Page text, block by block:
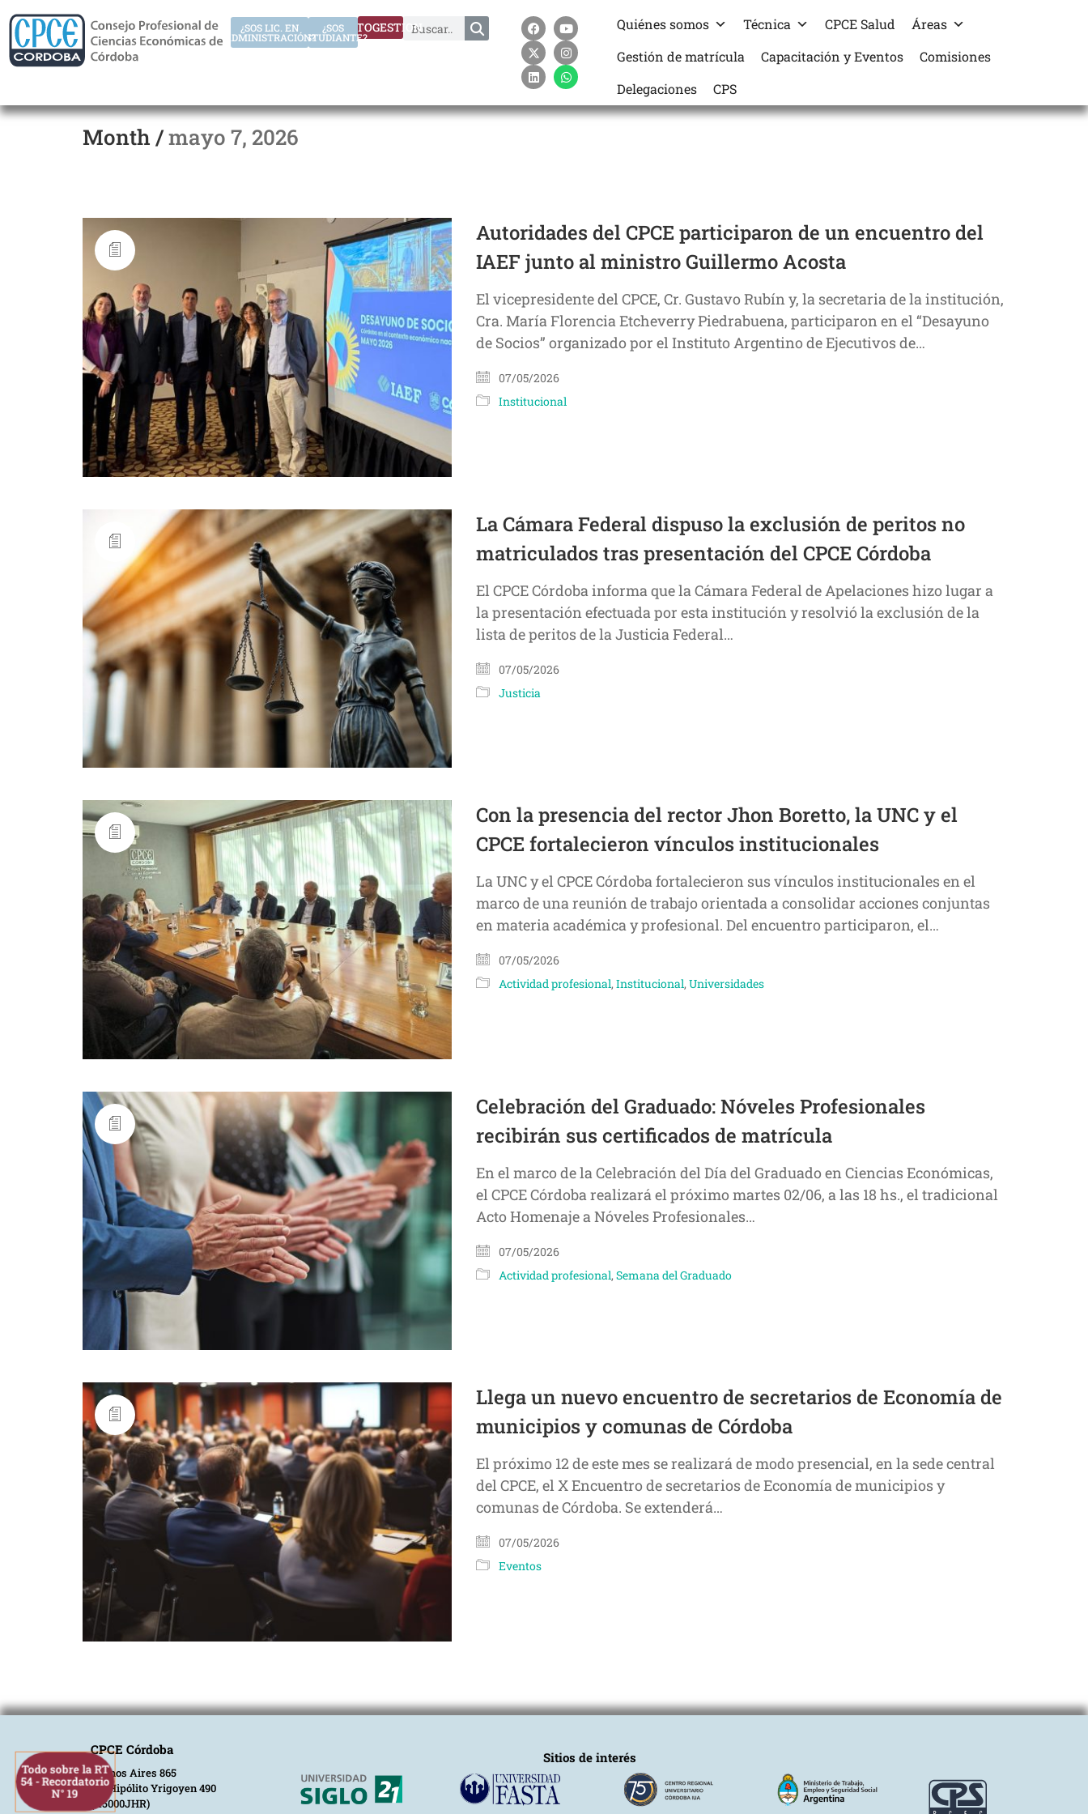
Todo sobre la RT
54 - Recordatorio
N° 19
AUTOGESTION
¿SOS
ESTUDIANTE?
¿SOS LIC. EN
ADMINISTRACIÓN?
Quiénes somos Técnica CPCE Salud
Áreas
Gestión de matrícula
Capacitación y Eventos
Comisiones
Delegaciones
CPS
Month /mayo 7, 2026
Autoridades del CPCE participaron de un encuentro del
IAEF junto al ministro Guillermo Acosta
El vicepresidente del CPCE, Cr. Gustavo Rubín y, la secretaria de la institución,
Cra. María Florencia Etcheverry Piedrabuena, participaron en el “Desayuno
de Socios” organizado por el Instituto Argentino de Ejecutivos de…
07/05/2026
Institucional
La Cámara Federal dispuso la exclusión de peritos no
matriculados tras presentación del CPCE Córdoba
El CPCE Córdoba informa que la Cámara Federal de Apelaciones hizo lugar a
la presentación efectuada por esta institución y resolvió la exclusión de la
lista de peritos de la Justicia Federal…
07/05/2026
Justicia
Con la presencia del rector Jhon Boretto, la UNC y el
CPCE fortalecieron vínculos institucionales
La UNC y el CPCE Córdoba fortalecieron sus vínculos institucionales en el
marco de una reunión de trabajo orientada a consolidar acciones conjuntas
en materia académica y profesional. Del encuentro participaron, el…
07/05/2026
Actividad profesional, Institucional, Universidades
Celebración del Graduado: Nóveles Profesionales
recibirán sus certificados de matrícula
En el marco de la Celebración del Día del Graduado en Ciencias Económicas,
el CPCE Córdoba realizará el próximo martes 02/06, a las 18 hs., el tradicional
Acto Homenaje a Nóveles Profesionales…
07/05/2026
Actividad profesional, Semana del Graduado
Llega un nuevo encuentro de secretarios de Economía de
municipios y comunas de Córdoba
El próximo 12 de este mes se realizará de modo presencial, en la sede central
del CPCE, el X Encuentro de secretarios de Economía de municipios y
comunas de Córdoba. Se extenderá…
07/05/2026
Eventos
CPCE Córdoba
Buenos Aires 865
Av. Hipólito Yrigoyen 490
(X5000JHR)
Sitios de interés